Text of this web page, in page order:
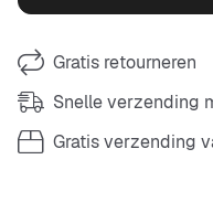
Gratis retourneren
Snelle verzending
Gratis verzending